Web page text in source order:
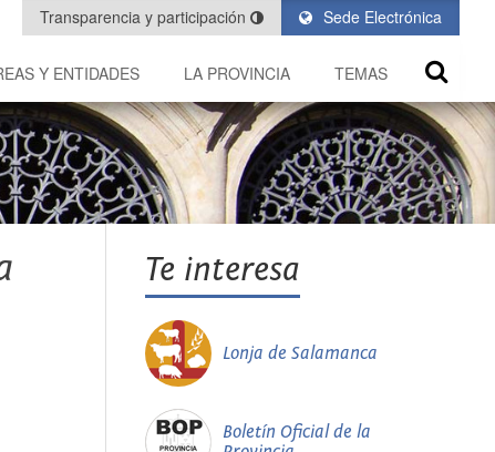
Sede Electrónica
Transparencia y participación
Y ENTIDADES LA PROVINCIA TEMAS
Te interesa
Lonja de Salamanca
Boletín Oficial de la